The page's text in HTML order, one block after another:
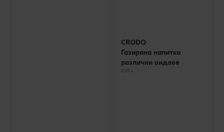
CRODO
Газирана напитка
различни видове
0,33 л